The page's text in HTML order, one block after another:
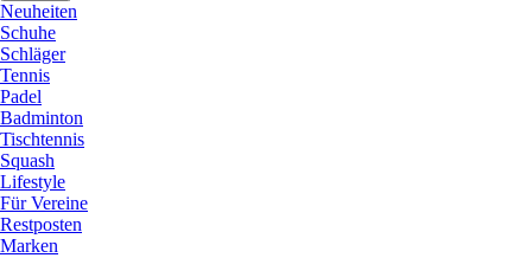
Neuheiten
Schuhe
Schläger
Tennis
Padel
Badminton
Tischtennis
Squash
Lifestyle
Für Vereine
Restposten
Marken